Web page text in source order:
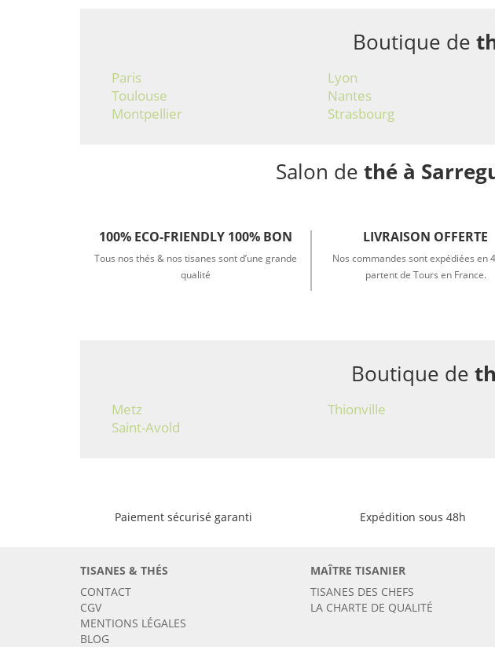
Boutique de
Paris Lyon
Toulouse
Nantes
Montpellier
Strasbourg
Salon de thé à
100% ECO-FRIENDLY 100% BON
Tous nos thés & nos tisanes sont d’une grande
qualité
LIVRAISON OFFERTE
Nos commandes sont expédiées en
partent de Tours en France.
Boutique de
Metz Thionville
Saint-Avold
Paiement sécurisé garanti Expédition sous 48h
TISANES & THÉS
CONTACT
CGV
MENTIONS LÉGALES
BLOG
MAÎTRE TISANIER
TISANES DES CHEFS
LA CHARTE DE QUALITÉ